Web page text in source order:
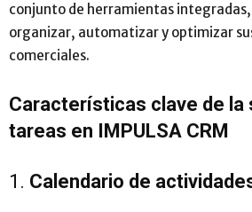
conjunto de herramientas integradas,
organizar, automatizar y optimizar
comerciales.
Características clave de la
tareas en IMPULSA CRM
1. Calendario de